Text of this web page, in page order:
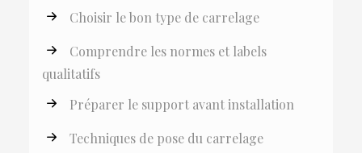
Choisir le bon type de carrelage
Comprendre les normes et labels
qualitatifs
Préparer le support avant installation
Techniques de pose du carrelage